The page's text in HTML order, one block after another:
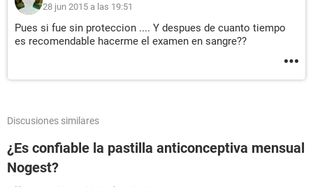
28 jun 2015 a las 19:51
Pues si fue sin proteccion .... Y despues de cuanto tiempo
es recomendable hacerme el examen en sangre??
Discusiones similares
¿Es confiable la pastilla anticonceptiva mensual
Nogest?